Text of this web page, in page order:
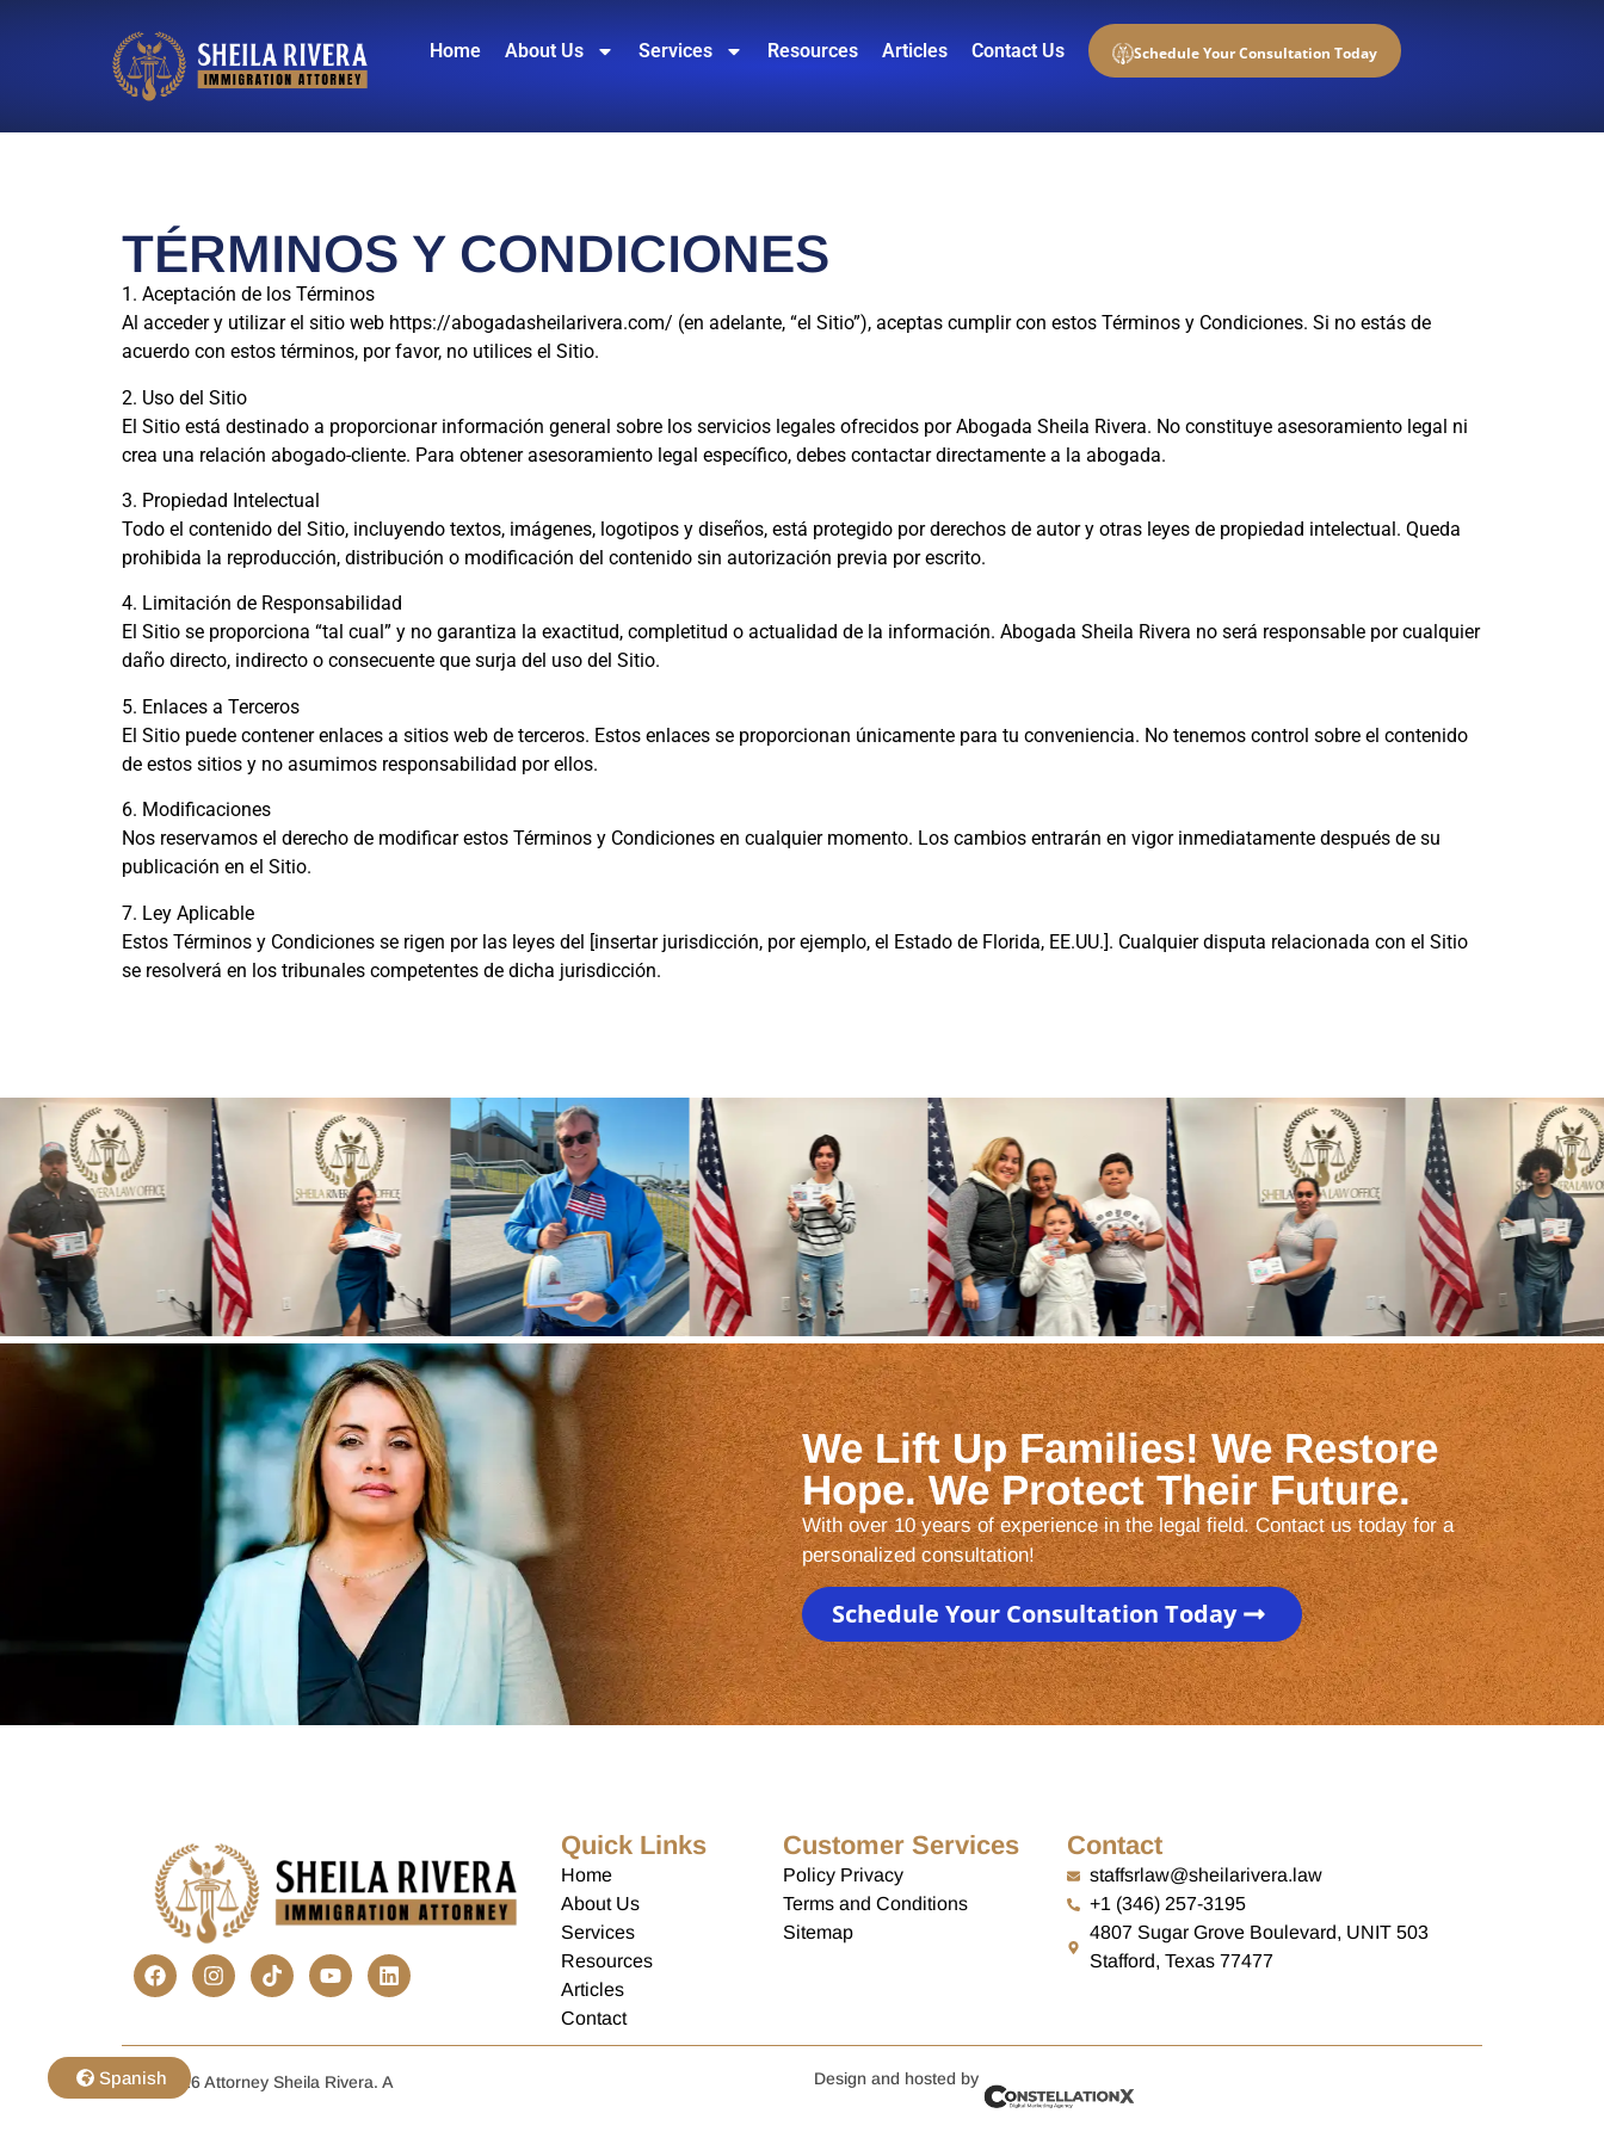
Home About Us Services Resources Articles Contact Us Schedule Your Consultation Today
TÉRMINOS Y CONDICIONES
1. Aceptación de los Términos
Al acceder y utilizar el sitio web https://abogadasheilarivera.com/ (en adelante, “el Sitio”), aceptas cumplir con estos Términos y Condiciones. Si no estás de
acuerdo con estos términos, por favor, no utilices el Sitio.
2. Uso del Sitio
El Sitio está destinado a proporcionar información general sobre los servicios legales ofrecidos por Abogada Sheila Rivera. No constituye asesoramiento legal ni
crea una relación abogado-cliente. Para obtener asesoramiento legal específico, debes contactar directamente a la abogada.
3. Propiedad Intelectual
Todo el contenido del Sitio, incluyendo textos, imágenes, logotipos y diseños, está protegido por derechos de autor y otras leyes de propiedad intelectual. Queda
prohibida la reproducción, distribución o modificación del contenido sin autorización previa por escrito.
4. Limitación de Responsabilidad
El Sitio se proporciona “tal cual” y no garantiza la exactitud, completitud o actualidad de la información. Abogada Sheila Rivera no será responsable por cualquier
daño directo, indirecto o consecuente que surja del uso del Sitio.
5. Enlaces a Terceros
El Sitio puede contener enlaces a sitios web de terceros. Estos enlaces se proporcionan únicamente para tu conveniencia. No tenemos control sobre el contenido
de estos sitios y no asumimos responsabilidad por ellos.
6. Modificaciones
Nos reservamos el derecho de modificar estos Términos y Condiciones en cualquier momento. Los cambios entrarán en vigor inmediatamente después de su
publicación en el Sitio.
7. Ley Aplicable
Estos Términos y Condiciones se rigen por las leyes del [insertar jurisdicción, por ejemplo, el Estado de Florida, EE.UU.]. Cualquier disputa relacionada con el Sitio
se resolverá en los tribunales competentes de dicha jurisdicción.
We Lift Up Families! We Restore
Hope. We Protect Their Future.
With over 10 years of experience in the legal field. Contact us today for a
personalized consultation!
Schedule Your Consultation Today
Quick Links
Home
About Us
Services
Resources
Articles
Contact
Customer Services
Policy Privacy
Terms and Conditions
Sitemap
Contact
staffsrlaw@sheilarivera.law
+1 (346) 257-3195
4807 Sugar Grove Boulevard, UNIT 503
Stafford, Texas 77477
Design and hosted by
© 2026 Attorney Sheila Rivera. A
Spanish